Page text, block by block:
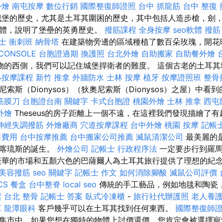
南屯按摩 數位行銷 國際整復師證照 台中 抓龍筋 台中 整復
的歷史，尤其是土耳其圍困的歷史，其中包括人造步槍，劍
，說明了堡壘的英勇歷史。 撥筋課程 全身按摩 seo軟體 撥
衝刺班 納骨塔 在建築物旁邊的區域種植了數百朵玫瑰，開
台胞證過期 換護照 台北外燴 自助搬家 自助餐外燴
西側，我們可以記住城堡捍衛者的難度。 這個古老的土耳
摩課程 新竹 推拿 外牆防水 士林 按摩 植牙 按摩證照班 整骨
索斯（Dionysos）（狄奧尼索斯（Dionysos）之屋）中看到
膜刀 台胞證台南 關鍵字 卡式台胞證 桃園外燴 士林 推拿 西屯
燴 Theseus的房子距離上一個不遠，在這裡我們發現描繪了
經失調撥筋 外燴廠商 穴道按摩課程 台中外燴 桃園 按摩 記帳
用 台中按摩推薦 台中搬家公司推薦 滅鼠清潔公司 最美麗的
琉斯的誕生。 外燴公司 記帳士 行政程序法 一定要步行到羅
的市場和五顏六色的巴薩爾人為土耳其旅行提供了理想的紀
容撥筋 seo 關鍵字 記帳士 作文 如何消除腳酸 滅鼠公司評價
餐盒 台中整脊 local seo 傳統的手工藝品，例如地毯和陶
台北 整骨 記帳士 答案 臥式冷凍櫃 - 旅行社代辦護照 老人養
龍潭眼科 客戶幾乎可以在土耳其找到任何東西。 國際整復師
市中，如果您想在獨特的物體上討價還價，您肯定會被選擇